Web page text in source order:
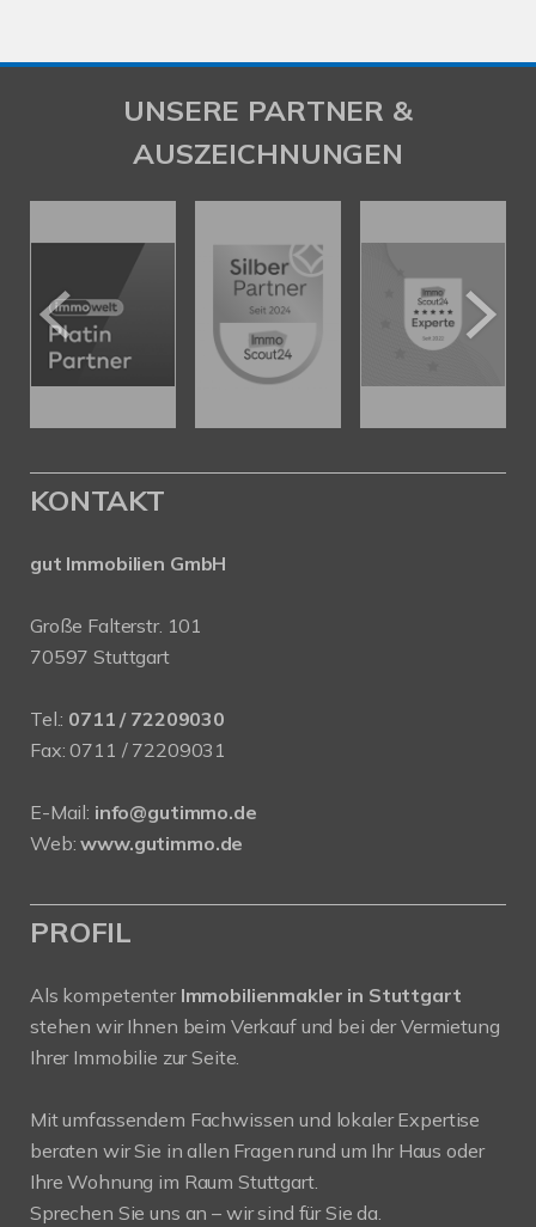
UNSERE PARTNER &
AUSZEICHNUNGEN
KONTAKT
gut Immobilien GmbH
Große Falterstr. 101
70597 Stuttgart
Tel.: 0711 / 72209030
Fax: 0711 / 72209031
E-Mail: info@gutimmo.de
Web:www.gutimmo.de
PROFIL
Als kompetenter Immobilienmakler in Stuttgart
stehen wir Ihnen beim Verkauf und bei der Vermietung
Ihrer Immobilie zur Seite.
Mit umfassendem Fachwissen und lokaler Expertise
beraten wir Sie in allen Fragen rund um Ihr Haus oder
Ihre Wohnung im Raum Stuttgart.
Sprechen Sie uns an – wir sind für Sie da.